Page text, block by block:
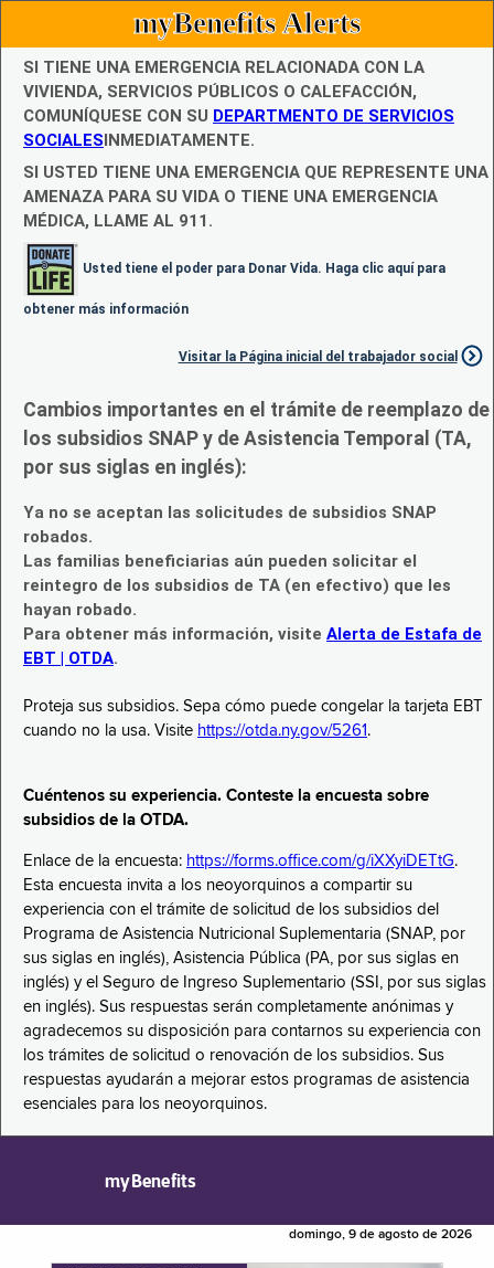
myBenefits Alerts
SI TIENE UNA EMERGENCIA RELACIONADA CON LA
VIVIENDA, SERVICIOS PÚBLICOS O CALEFACCIÓN,
COMUNÍQUESE CON SU DEPARTMENTO DE SERVICIOS
SOCIALESINMEDIATAMENTE.
SI USTED TIENE UNA EMERGENCIA QUE REPRESENTE UNA
AMENAZA PARA SU VIDA O TIENE UNA EMERGENCIA
MÉDICA, LLAME AL 911.
Usted tiene el poder para Donar Vida. Haga clic aquí para
obtener más información
Visitar la Página inicial del trabajador social
Cambios importantes en el trámite de reemplazo de
los subsidios SNAP y de Asistencia Temporal (TA,
por sus siglas en inglés):
Ya no se aceptan las solicitudes de subsidios SNAP
robados.
Las familias beneficiarias aún pueden solicitar el
reintegro de los subsidios de TA (en efectivo) que les
hayan robado.
Para obtener más información, visite Alerta de Estafa de
EBT | OTDA.
Proteja sus subsidios. Sepa cómo puede congelar la tarjeta EBT
cuando no la usa. Visite https://otda.ny.gov/5261 .
Cuéntenos su experiencia. Conteste la encuesta sobre
subsidios de la OTDA.
Enlace de la encuesta: https://forms.office.com/g/iXXyiDETtG.
Esta encuesta invita a los neoyorquinos a compartir su
experiencia con el trámite de solicitud de los subsidios del
Programa de Asistencia Nutricional Suplementaria (SNAP, por
sus siglas en inglés), Asistencia Pública (PA, por sus siglas en
inglés) y el Seguro de Ingreso Suplementario (SSI, por sus siglas
en inglés). Sus respuestas serán completamente anónimas y
agradecemos su disposición para contarnos su experiencia con
los trámites de solicitud o renovación de los subsidios. Sus
respuestas ayudarán a mejorar estos programas de asistencia
esenciales para los neoyorquinos.
myBenefits
domingo, 9 de agosto de 2026